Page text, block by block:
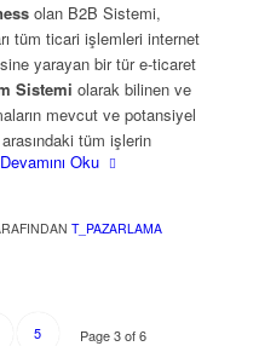
olan B2B Sistemi,
tüm ticari işlemleri internet
yarayan bir tür e-ticaret
Sistemi olarak bilinen ve
mevcut ve potansiyel
tüm işlerin
Devamını Oku
T_PAZARLAMA
Page 3 of 6
5